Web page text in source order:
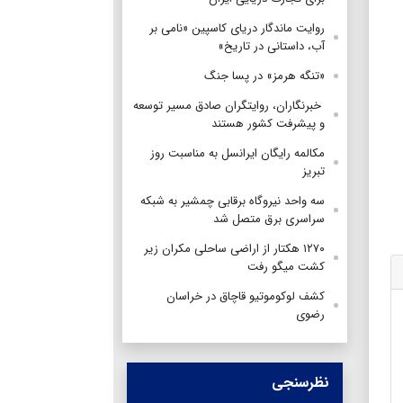
روایت ماندگار دریای کاسپین «نامی بر
آب، داستانی در تاریخ»
«تنگه هرمز» در پسا جنگ
‌ خبرنگاران، روایتگران صادق مسیر توسعه
و پیشرفت کشور هستند
مکالمه رایگان ایرانسل به مناسبت روز
تبریز
سه واحد نیروگاه برقابی چمشیر به شبکه
سراسری برق متصل شد
۱۲۷۰ هکتار از اراضی ساحلی مکران زیر
کشت میگو رفت
کشف لوکوموتیو قاچاق در خراسان
رضوی
نظرسنجی